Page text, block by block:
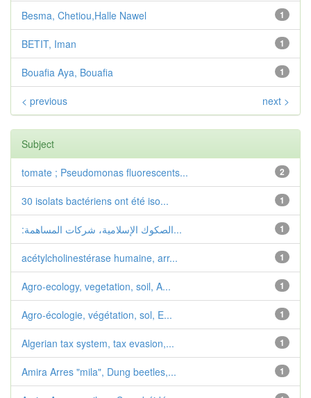
1
Besma, Chetiou,Halle Nawel
1
BETIT, Iman
1
Bouafia Aya, Bouafia
< previous next >
Subject
2
tomate ; Pseudomonas fluorescents...
1
30 isolats bactériens ont été iso...
1 :الصكوك الإسلامیة، شركات المساهمة...
1
acétylcholinestérase humaine, arr...
1
Agro-ecology, vegetation, soil, A...
1
Agro-écologie, végétation, sol, E...
1
Algerian tax system, tax evasion,...
1
Amira Arres "mila", Dung beetles,...